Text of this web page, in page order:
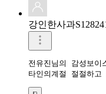
강인한사과
전유진님의 감성보
타인의계절 절절하